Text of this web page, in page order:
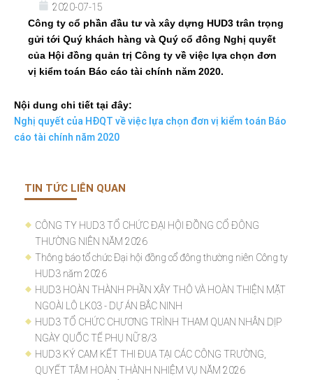
2020-07-15
Công ty cổ phần đầu tư và xây dựng HUD3 trân trọng
gửi tới Quý khách hàng và Quý cổ đông Nghị quyết
của Hội đồng quản trị Công ty về việc lựa chọn đơn
vị kiểm toán Báo cáo tài chính năm 2020.
Nội dung chi tiết tại đây:
Nghị quyết của HĐQT về việc lựa chọn đơn vị kiểm toán Báo
cáo tài chính năm 2020
TIN TỨC LIÊN QUAN
CÔNG TY HUD3 TỔ CHỨC ĐẠI HỘI ĐỒNG CỔ ĐÔNG
THƯỜNG NIÊN NĂM 2026
Thông báo tổ chức Đại hội đồng cổ đông thường niên Công ty
HUD3 năm 2026
HUD3 HOÀN THÀNH PHẦN XÂY THÔ VÀ HOÀN THIỆN MẶT
NGOÀI LÔ LK03 - DỰ ÁN BẮC NINH
HUD3 TỔ CHỨC CHƯƠNG TRÌNH THAM QUAN NHÂN DỊP
NGÀY QUỐC TẾ PHỤ NỮ 8/3
HUD3 KÝ CAM KẾT THI ĐUA TẠI CÁC CÔNG TRƯỜNG,
QUYẾT TÂM HOÀN THÀNH NHIỆM VỤ NĂM 2026